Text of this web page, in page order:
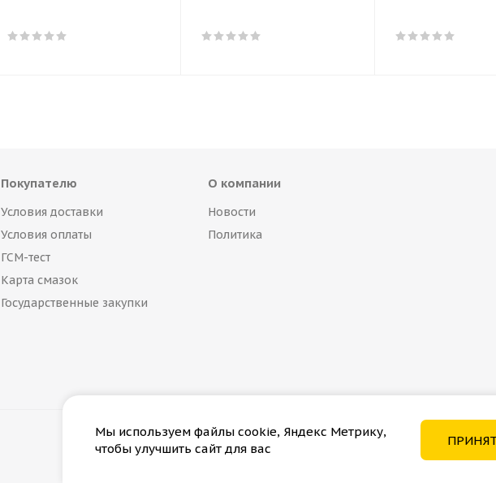
Покупателю
Условия доставки
Условия оплаты
ГСМ-тест
Карта смазок
Государственные закупки
О компании
Новости
Политика
Мы используем файлы cookie, Яндекс Метрику,
чтобы улучшить сайт для вас